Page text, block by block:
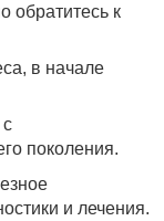
обратитесь к
в начале
поколения.
и лечения.